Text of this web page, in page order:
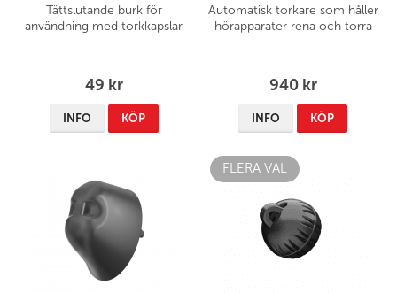
Tättslutande burk för
användning med torkkapslar
49 kr
INFO KÖP
Automatisk torkare som håller
hörapparater rena och torra
940 kr
INFO KÖP
FLERA VAL